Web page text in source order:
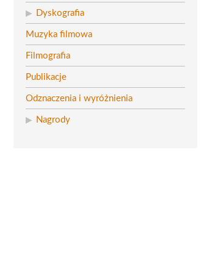
Dyskografia
Muzyka filmowa
Filmografia
Publikacje
Odznaczenia i wyróżnienia
Nagrody